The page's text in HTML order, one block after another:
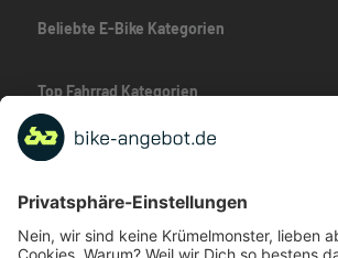
Beliebte E-Bike Kategorien
Top Fahrrad Kategorien
Beliebte Fahrrad-Kategorien
Marken-Highlights